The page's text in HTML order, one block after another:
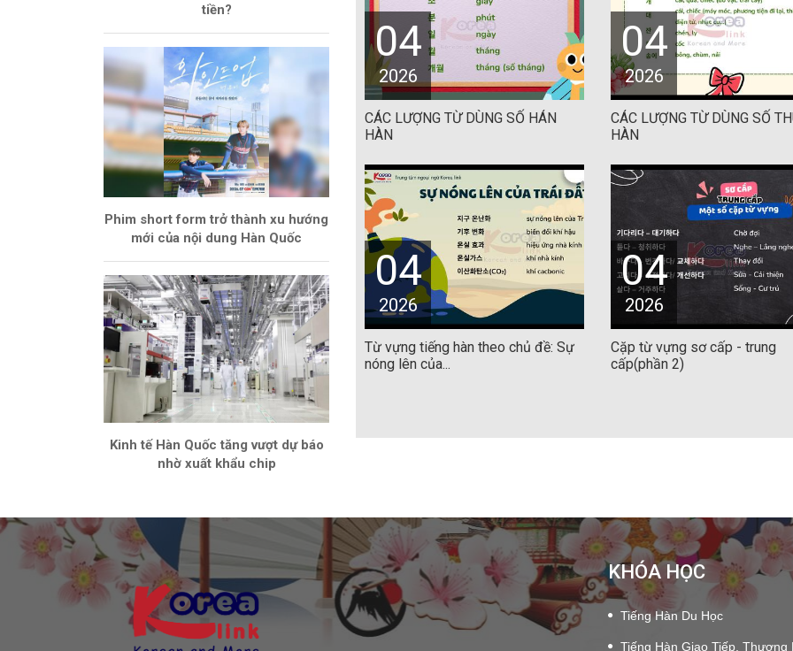
tiền?
Phim short form trở thành xu hướng
mới của nội dung Hàn Quốc
Kinh tế Hàn Quốc tăng vượt dự báo
nhờ xuất khẩu chip
04
2026
CÁC LƯỢNG TỪ DÙNG SỐ HÁN
HÀN
04
2026
CÁC LƯỢNG TỪ DÙNG SỐ
HÀN
04
2026
Từ vựng tiếng hàn theo chủ đề: Sự
nóng lên của...
04
2026
Cặp từ vựng sơ cấp - trung
cấp(phần 2)
KHÓA HỌC
Tiếng Hàn Du Học
Tiếng Hàn Giao Tiếp, Thương